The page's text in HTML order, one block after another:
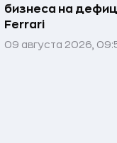
бизнеса на
Ferrari
09 августа 2026,